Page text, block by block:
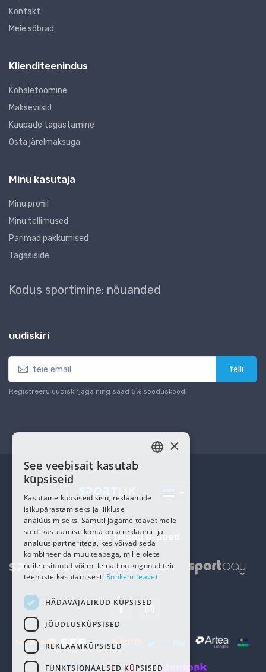
Kontakt
Meie sõbrad
Klienditeenindus
Kohaletoomine
Makseviisid
Kaupade tagastamine
Osta järelmaksuga
Minu kasutaja
Minu profiil
Minu tellimused
Parimad pakkumised
Tagasiside
Kodus sportimine: nõuanded
uudiskiri
telli
Registreeru uudiskirjaga ning saad 5% sooduskoodi
meie teised e-poed
×
See veebisait kasutab
küpsiseid
Kasutame küpsiseid sisu, reklaamide
isikupärastamiseks ja liikluse
analüüsimiseks. Samuti jagame teavet meie
saidi kasutamise kohta oma reklaami- ja
analüüsipartneritega, kes võivad seda
kombineerida muu teabega, mille olete
neile esitanud või mille nad on kogunud teie
teenuste kasutamisest. Rohkem teavet
HÄDAVAJALIKUD KÜPSISED
JÕUDLUSKÜPSISED
REKLAAMKÜPSISED
FUNKTSIONAALSED KÜPSISED